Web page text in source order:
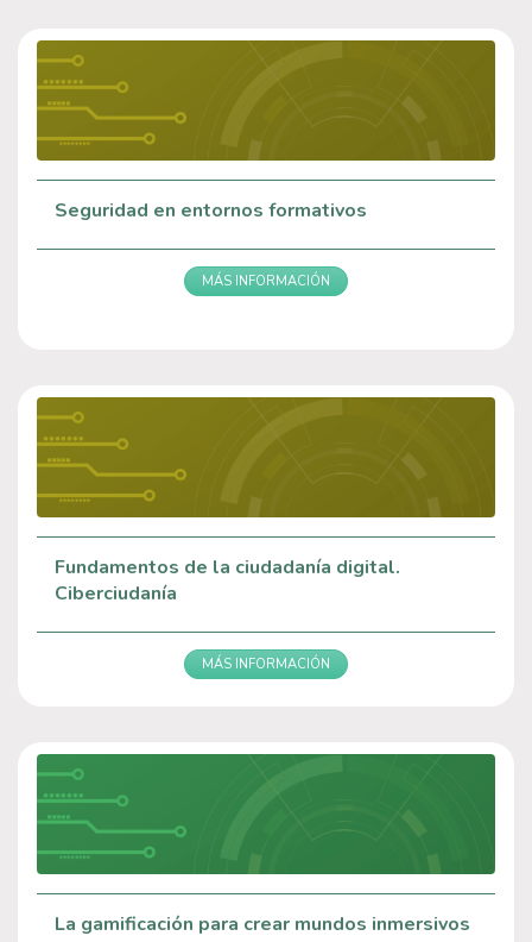
Seguridad en entornos formativos
MÁS INFORMACIÓN
Fundamentos de la ciudadanía digital.
Ciberciudanía
MÁS INFORMACIÓN
La gamificación para crear mundos inmersivos